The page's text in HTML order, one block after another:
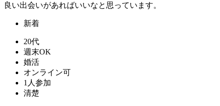
良い出会いがあればいいなと思っています。
新着
20代
週末OK
婚活
オンライン可
1人参加
清楚